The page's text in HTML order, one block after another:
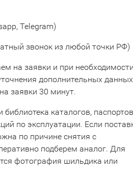
Telegram)
звонок из любой точки РФ)
на заявки и при
дополнительных
заявки 30 минут.
каталогов, паспортов
по эксплуатации. Если
по причине снятия с
подберем аналог. Для
фотография шильдика или